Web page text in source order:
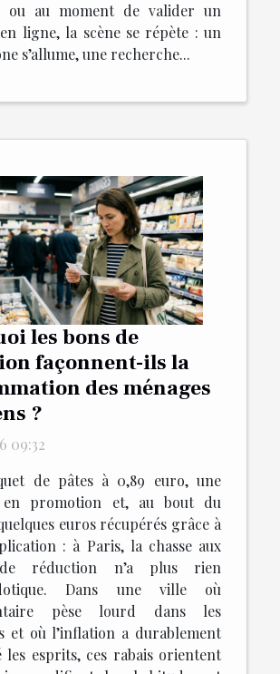
ou au moment de valider un
ligne, la scène se répète : un
s’allume, une recherche...
les bons de
façonnent-ils la
des ménages
?
09:32
de pâtes à 0,89 euro, une
en promotion et, au bout du
euros récupérés grâce à
: à Paris, la chasse aux
réduction n’a plus rien
Dans une ville où
pèse lourd dans les
et où l’inflation a durablement
les esprits, ces rabais orientent